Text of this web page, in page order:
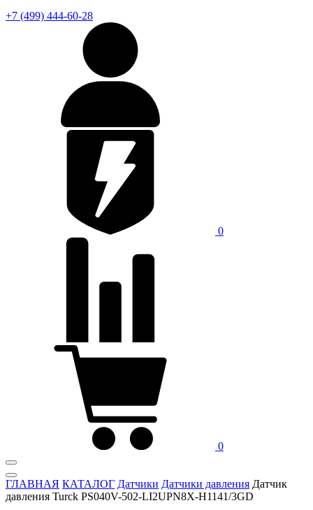
+7 (499) 444-60-28
0
0
ГЛАВНАЯ КАТАЛОГ Датчики Датчики давления Датчик
давления Turck PS040V-502-LI2UPN8X-H1141/3GD